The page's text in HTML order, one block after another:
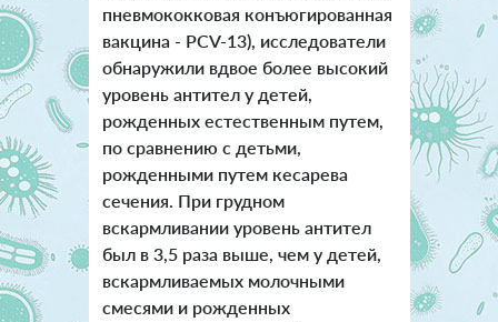
пневмококковая конъюгированная
вакцина - PCV-13), исследователи
обнаружили вдвое более высокий
уровень антител у детей,
рожденных естественным путем,
по сравнению с детьми,
рожденными путем кесарева
сечения. При грудном
вскармливании уровень антител
был в 3,5 раза выше, чем у детей,
вскармливаемых молочными
смесями и рожденных